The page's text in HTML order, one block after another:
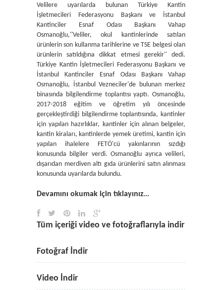
Velilere uyarılarda bulunan Türkiye Kantin
İşletmecileri Federasyonu Başkanı ve İstanbul
Kantinciler Esnaf Odası Başkanı Vahap
Osmanoğlu,''Veliler, okul kantinlerinde satılan
ürünlerin son kullanma tarihlerine ve TSE belgesi olan
ürünlerin satıldığına dikkat etmesi gerekir'' dedi.
Türkiye Kantin İşletmecileri Federasyonu Başkanı ve
İstanbul Kantinciler Esnaf Odası Başkanı Vahap
Osmanoğlu, İstanbul Vezneciler'de bulunan merkez
binasında bilgilendirme toplantısı yaptı. Osmanoğlu,
2017-2018 eğitim ve öğretim yılı öncesinde
gerçekleştirdiği bilgilendirme toplantısında, kantinler
için yapılan hazırlıklar, kantinler için alınan belgeler,
kantin kiraları, kantinlerde yemek üretimi, kantin için
yapılan ihalelere FETÖ'cü yakınlarının sızdığı
konusunda bilgiler verdi. Osmanoğlu ayrıca velileri,
dışarıdan merdiven altı gıda ürünlerini satın alınması
konusunda uyarılarda bulundu.
Devamını okumak için tıklayınız...
Tüm içeriği video ve fotoğraflarıyla indir
Fotoğraf İndir
Video İndir